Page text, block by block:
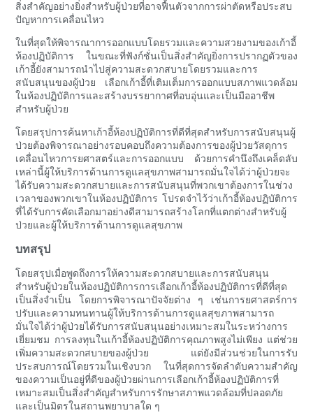
สิ่งสำคัญอย่างยิ่งสำหรับผู้ป่วยที่อาจฟื้นตัวจากการผ่าตัดหรือประสบ
ปัญหาการเคลื่อนไหว
ในที่สุดให้พิจารณาการออกแบบโดยรวมและความสวยงามของเก้าอี้
ห้องปฏิบัติการ ในขณะที่ฟังก์ชั่นเป็นสิ่งสำคัญยิ่งการปรากฏตัวของ
เก้าอี้ยังสามารถนำไปสู่ความสะดวกสบายโดยรวมและการ
สนับสนุนของผู้ป่วย เลือกเก้าอี้ที่เติมเต็มการออกแบบสภาพแวดล้อม
ในห้องปฏิบัติการและสร้างบรรยากาศที่อบอุ่นและเป็นมืออาชีพ
สำหรับผู้ป่วย
โดยสรุปการค้นหาเก้าอี้ห้องปฏิบัติการที่ดีที่สุดสำหรับการสนับสนุนผู้
ป่วยต้องพิจารณาอย่างรอบคอบถึงความต้องการของผู้ป่วยวัสดุการ
เคลื่อนไหวการยศาสตร์และการออกแบบ ด้วยการคำนึงถึงเคล็ดลับ
เหล่านี้ผู้ให้บริการด้านการดูแลสุขภาพสามารถมั่นใจได้ว่าผู้ป่วยจะ
ได้รับความสะดวกสบายและการสนับสนุนที่พวกเขาต้องการในช่วง
เวลาของพวกเขาในห้องปฏิบัติการ โปรดจำไว้ว่าเก้าอี้ห้องปฏิบัติการ
ที่ได้รับการคัดเลือกมาอย่างดีสามารถสร้างโลกที่แตกต่างสำหรับผู้
ป่วยและผู้ให้บริการด้านการดูแลสุขภาพ
บทสรุป
โดยสรุปเมื่อพูดถึงการให้ความสะดวกสบายและการสนับสนุน
สำหรับผู้ป่วยในห้องปฏิบัติการการเลือกเก้าอี้ห้องปฏิบัติการที่ดีที่สุด
เป็นสิ่งจำเป็น โดยการพิจารณาปัจจัยต่าง ๆ เช่นการยศาสตร์การ
ปรับและความทนทานผู้ให้บริการด้านการดูแลสุขภาพสามารถ
มั่นใจได้ว่าผู้ป่วยได้รับการสนับสนุนอย่างเหมาะสมในระหว่างการ
เยี่ยมชม การลงทุนในเก้าอี้ห้องปฏิบัติการคุณภาพสูงไม่เพียง แต่ช่วย
เพิ่มความสะดวกสบายของผู้ป่วย แต่ยังมีส่วนช่วยในการรับ
ประสบการณ์โดยรวมในเชิงบวก ในที่สุดการจัดลำดับความสำคัญ
ของความเป็นอยู่ที่ดีของผู้ป่วยผ่านการเลือกเก้าอี้ห้องปฏิบัติการที่
เหมาะสมเป็นสิ่งสำคัญสำหรับการรักษาสภาพแวดล้อมที่ปลอดภัย
และเป็นมิตรในสถานพยาบาลใด ๆ